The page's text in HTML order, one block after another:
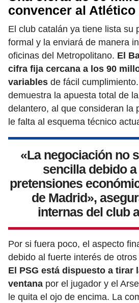
convencer al Atlético
El club catalán ya tiene lista su
formal y la enviará de manera
oficinas del Metropolitano. El
cifra fija cercana a los 90
variables de fácil
demuestra la apuesta total de
delantero, al que consideran la
le falta al esquema técnico
«La negociación no
sencilla debido
pretensiones
de Madrid»,
internas del club
Por si fuera poco, el aspecto
debido al fuerte interés de
El PSG está dispuesto a tirar
ventana por el jugador y el
le quita el ojo de encima. La